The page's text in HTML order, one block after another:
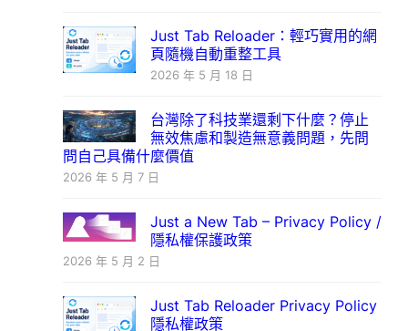
Just Tab Reloader：輕巧實用的網
頁隨機自動重整工具
2026 年 5 月 18 日
台灣除了科技業還剩下什麼？停止
無效焦慮和製造無意義問題，先問
問自己具備什麼價值
2026 年 5 月 7 日
Just a New Tab – Privacy Policy /
隱私權保護政策
2026 年 5 月 2 日
Just Tab Reloader Privacy Policy
隱私權政策